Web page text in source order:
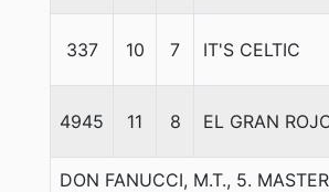
337 10 7 IT'S CELTIC
4945 11 8 EL GRAN
DON FANUCCI, M.T., 5.